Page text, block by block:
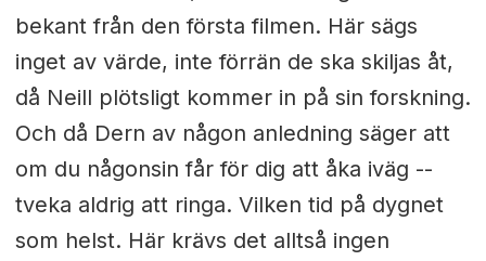
bekant från den första filmen. Här sägs
inget av värde, inte förrän de ska skiljas åt,
då Neill plötsligt kommer in på sin forskning.
Och då Dern av någon anledning säger att
om du någonsin får för dig att åka iväg --
tveka aldrig att ringa. Vilken tid på dygnet
som helst. Här krävs det alltså ingen